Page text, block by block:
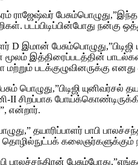
ராஜேஷ்வர்
படப்பிடிப்பின்போது நன்கு
இமான் பேசும்பொழுது,”பிடிஜி
இத்திரைப்படத்தின் பாடல்கள்
படக்குழுவினருக்கு
பொழுது,”பிடிஜி யுனிவர்சல்
II சிறப்பாக
என்றார்.
தயாரிப்பாளர் பாபி
தொழில்நுட்பக்
பாலச்சந்திரன்